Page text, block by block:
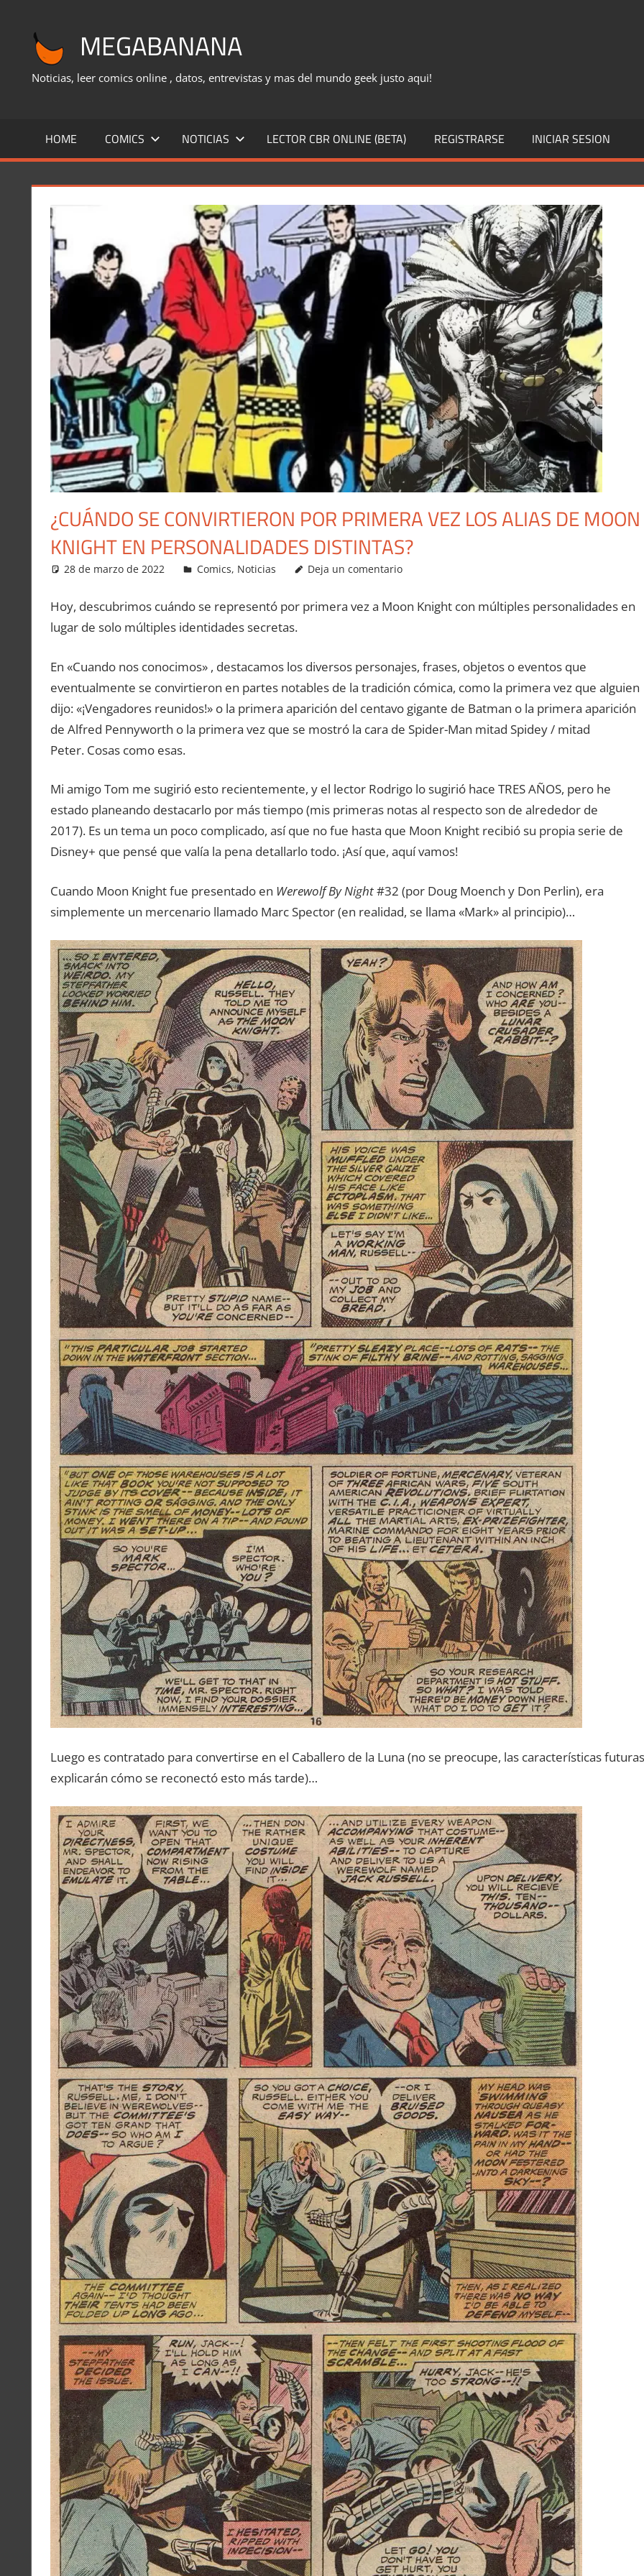
contenido
MEGABANANA
Noticias, leer comics online , datos, entrevistas y mas del mundo geek justo aqui!
HOME COMICS NOTICIAS LECTOR CBR ONLINE (BETA) REGISTRARSE INICIAR SESION
¿CUÁNDO SE CONVIRTIERON POR PRIMERA VEZ LOS ALIAS DE MOON
KNIGHT EN PERSONALIDADES DISTINTAS?
28 de marzo de 2022 Carlitox Banana
Comics, Noticias Deja un comentario
Hoy, descubrimos cuándo se representó por primera vez a Moon Knight con múltiples personalidades en
lugar de solo múltiples identidades secretas.
En «Cuando nos conocimos» , destacamos los diversos personajes, frases, objetos o eventos que
eventualmente se convirtieron en partes notables de la tradición cómica, como la primera vez que alguien
dijo: «¡Vengadores reunidos!» o la primera aparición del centavo gigante de Batman o la primera aparición
de Alfred Pennyworth o la primera vez que se mostró la cara de Spider-Man mitad Spidey / mitad
Peter. Cosas como esas.
Mi amigo Tom me sugirió esto recientemente, y el lector Rodrigo lo sugirió hace TRES AÑOS, pero he
estado planeando destacarlo por más tiempo (mis primeras notas al respecto son de alrededor de
2017). Es un tema un poco complicado, así que no fue hasta que Moon Knight recibió su propia serie de
Disney+ que pensé que valía la pena detallarlo todo. ¡Así que, aquí vamos!
Cuando Moon Knight fue presentado en Werewolf By Night#32 (por Doug Moench y Don Perlin), era
simplemente un mercenario llamado Marc Spector (en realidad, se llama «Mark» al principio)…
Luego es contratado para convertirse en el Caballero de la Luna (no se preocupe, las características futuras
explicarán cómo se reconectó esto más tarde)…